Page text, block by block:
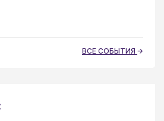
ВСЕ СОБЫТИЯ